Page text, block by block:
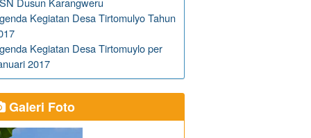
Kegiatan Desa Tirtomulyo Tahun
Kegiatan Desa Tirtomuylo per
2017
Galeri Foto